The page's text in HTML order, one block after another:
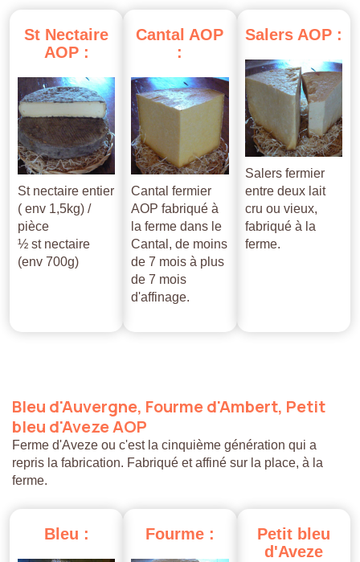
St Nectaire
AOP :
St nectaire entier
( env 1,5kg) /
pièce
½ st nectaire
(env 700g)
Cantal AOP
:
Cantal fermier
AOP fabriqué à
la ferme dans le
Cantal, de moins
de 7 mois à plus
de 7 mois
d'affinage.
Salers AOP :
Salers fermier
entre deux lait
cru ou vieux,
fabriqué à la
ferme.
Bleu d'Auvergne, Fourmed'Ambert, Petit
bleu d'AvezeAOP
Ferme d'Aveze ou c'est la cinquième génération qui a
repris la fabrication. Fabriqué et affiné sur la place, à la
ferme.
Bleu : Fourme : Petit bleu
d'Aveze